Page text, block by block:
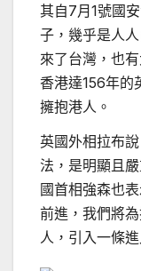
其自7月1號國
子，幾乎是人
來了台灣，也
香港達156年的
擁抱港人。
英國外相拉布
法，是明顯且
國首相強森也
前進，我們將
人，引入一條進